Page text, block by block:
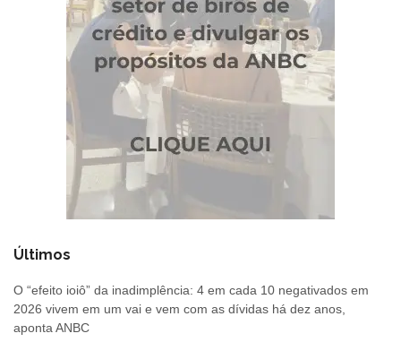
Últimos
O “efeito ioiô” da inadimplência: 4 em cada 10 negativados em
2026 vivem em um vai e vem com as dívidas há dez anos,
aponta ANBC